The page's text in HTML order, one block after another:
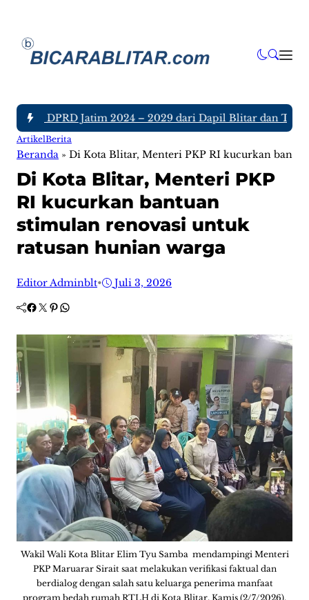
DPRD Jatim 2024 – 2029 dari Dapil Blitar dan
ArtikelBerita
Beranda » Di Kota Blitar, Menteri PKP RI kucurkan
Di Kota Blitar, Menteri PKP
RI kucurkan bantuan
stimulan renovasi untuk
ratusan hunian warga
Editor Adminblt• Juli 3, 2026
Facebook Twitter Pinterest WhatsApp
Wakil Wali Kota Blitar Elim Tyu Samba mendampingi Menteri
PKP Maruarar Sirait saat melakukan verifikasi faktual dan
berdialog dengan salah satu keluarga penerima manfaat
program bedah rumah RTLH di Kota Blitar, Kamis (2/7/2026).